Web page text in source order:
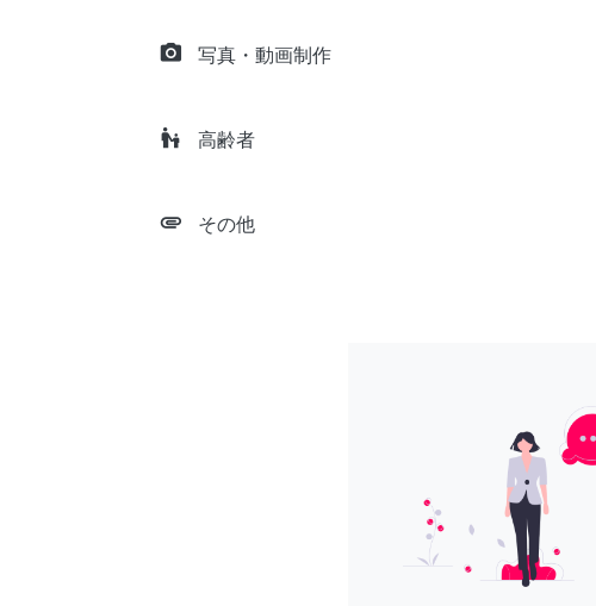
camera_alt 写真・動画制作
escalator_warning 高齢者
attachment その他